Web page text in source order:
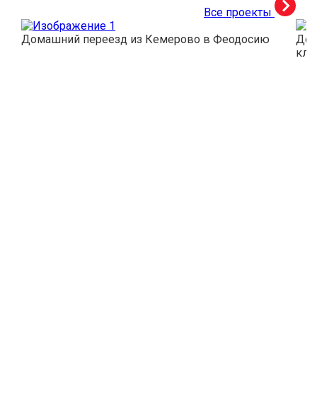
Все проекты
Домашний переезд из Кемерово в Феодосию